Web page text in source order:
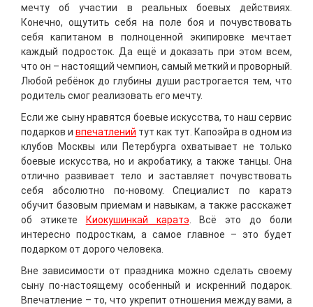
мечту об участии в реальных боевых действиях.
Конечно, ощутить себя на поле боя и почувствовать
себя капитаном в полноценной экипировке мечтает
каждый подросток. Да ещё и доказать при этом всем,
что он – настоящий чемпион, самый меткий и проворный.
Любой ребёнок до глубины души растрогается тем, что
родитель смог реализовать его мечту.
Если же сыну нравятся боевые искусства, то наш сервис
подарков и впечатлений тут как тут. Капоэйра в одном из
клубов Москвы или Петербурга охватывает не только
боевые искусства, но и акробатику, а также танцы. Она
отлично развивает тело и заставляет почувствовать
себя абсолютно по-новому. Специалист по каратэ
обучит базовым приемам и навыкам, а также расскажет
об этикете
Киокушинкай каратэ. Всё это до боли
интересно подросткам, а самое главное – это будет
подарком от дорого человека.
Вне зависимости от праздника можно сделать своему
сыну по-настоящему особенный и искренний подарок.
Впечатление – то, что укрепит отношения между вами, а